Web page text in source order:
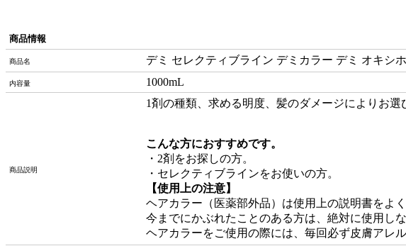
商品情報
商品名 デミ セレクティブライン デミカラー デミ オキシ
内容量 1000mL
商品説明
1剤の種類、求める明度、髪のダメージによりお選
こんな方におすすめです。
・2剤をお探しの方。
・セレクティブラインをお使いの方。
【使用上の注意】
ヘアカラー（医薬部外品）は使用上の説明書をよ
今までにかぶれたことのある方は、絶対に使用しな
ヘアカラーをご使用の際には、毎回必ず皮膚アレ